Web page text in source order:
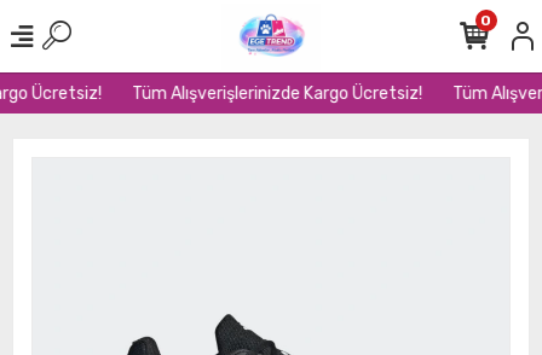
Ücretsiz! Tüm Alışverişlerinizde Kargo Ücretsiz! Tüm
0